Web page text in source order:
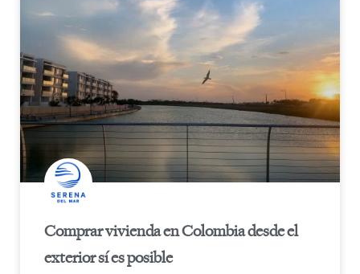
Comprar vivienda en Colombia desde el
exterior sí es posible